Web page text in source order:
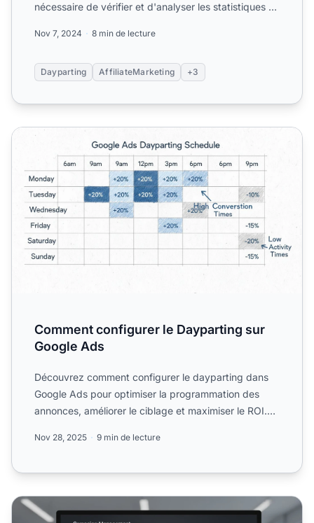
nécessaire de vérifier et d'analyser les statistiques et
Nov 7, 2024 8 min de lecture
Dayparting AffiliateMarketing +3
Comment configurer le Dayparting sur Google Ads
Comment configurer le Dayparting sur
Google Ads
Découvrez comment configurer le dayparting dans
Google Ads pour optimiser la programmation des
annonces, améliorer le ciblage et maximiser le ROI.
Nov 28, 2025 9 min de lecture
Comment gérer des campagnes de marketing